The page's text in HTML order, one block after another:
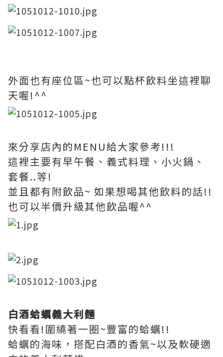
外面也有座位區~也可以點杯飲料坐這裡聊
天喔!^^
來分享店內的MENU給大家參考!!!
這裡主要有早午餐、義式料理、小火鍋、
套餐..等!
並且都有附飲品~ 如果想喝其他飲料的話!!
也可以半價升級其他飲品喔^^
白酒蛤蠣義大利麵
快看看!圍繞著一圈~豐富的蛤蠣!!
蛤蠣的海味，搭配白酒的香氣~以及軟硬適